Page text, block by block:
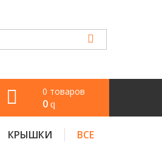
0 товаров
0 q
КРЫШКИ ВСЕ